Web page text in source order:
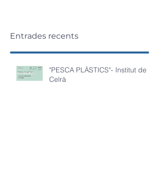
Entrades recents
"PESCA PLÀSTICS"- Institut de
Celrà